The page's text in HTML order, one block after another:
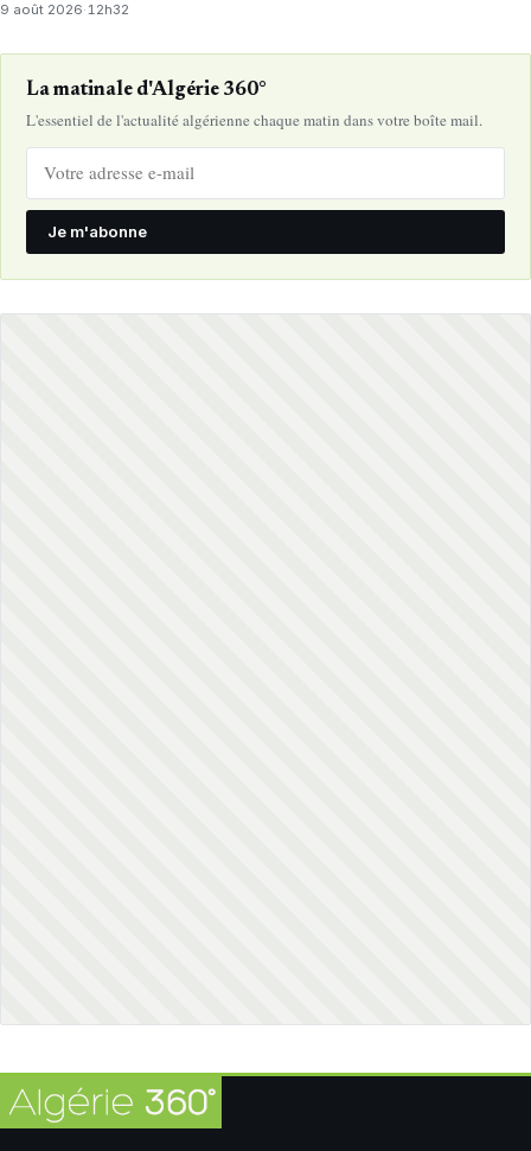
9 août 2026·12h32
La matinale d'Algérie 360°
L'essentiel de l'actualité algérienne chaque matin dans votre boîte mail.
Je m'abonne